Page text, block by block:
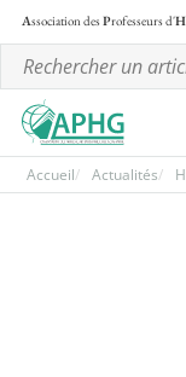
Association desProfesseurs d'H
Accueil Actualités